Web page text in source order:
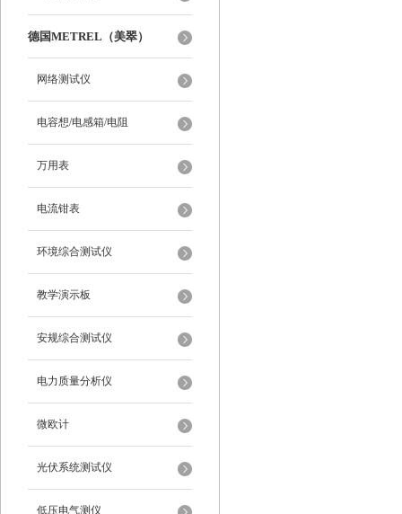
德国METREL（美翠）
网络测试仪
电容想/电感箱/电阻
万用表
电流钳表
环境综合测试仪
教学演示板
安规综合测试仪
电力质量分析仪
微欧计
光伏系统测试仪
低压电气测仪